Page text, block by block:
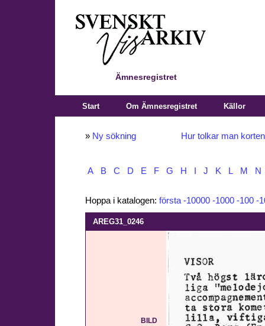
Ämnesregistret
Start Om Ämnesregistret Källor
» Ny sökning Hur tolkar man
A B C D E F G H J K L M N
Hoppa i katalogen: första -10000 -1000 -100 -
AREG31_0246
BILD